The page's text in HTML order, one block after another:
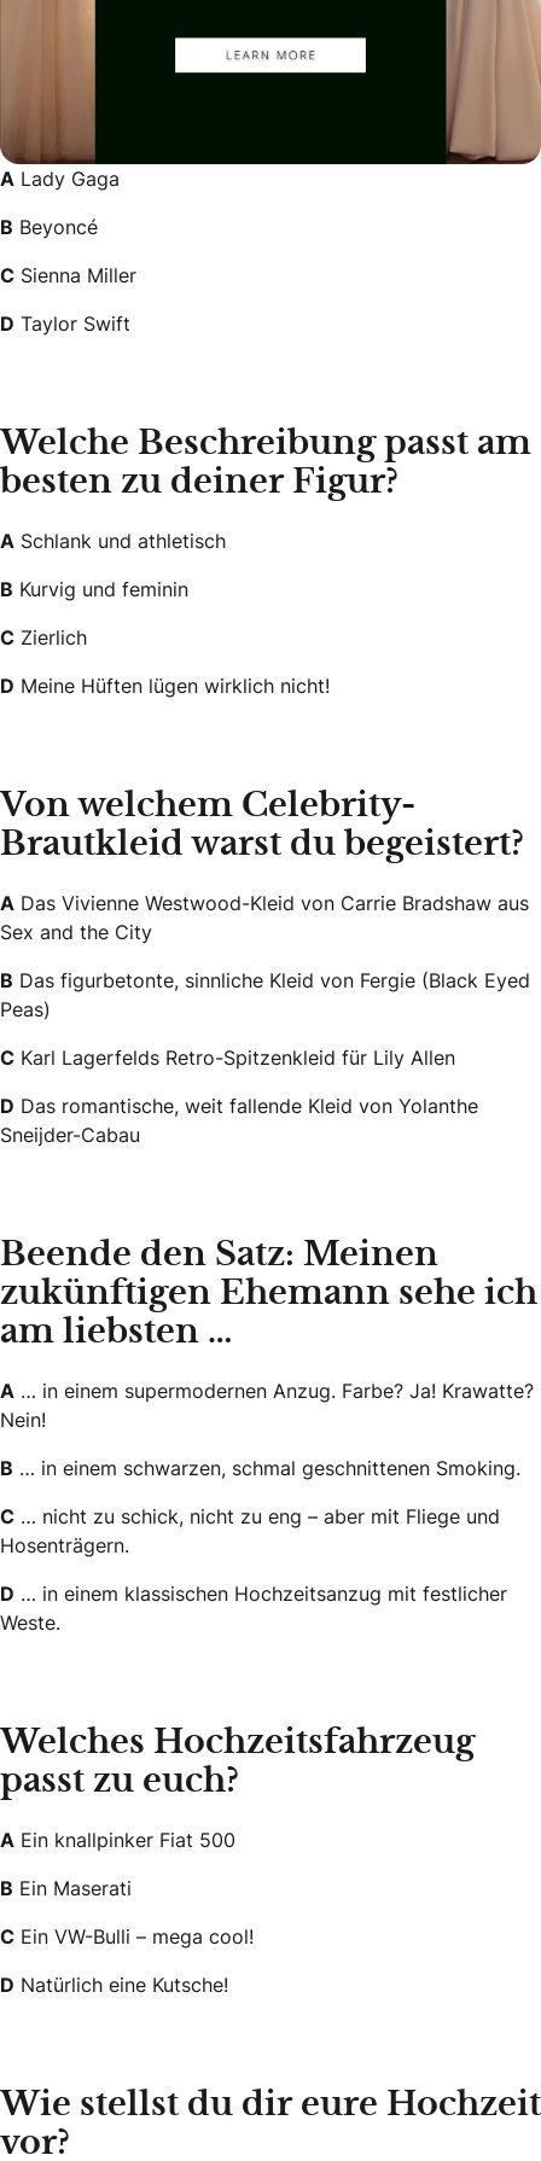
A Lady Gaga
B Beyoncé
C Sienna Miller
D Taylor Swift
Welche Beschreibung passt am
besten zu deiner Figur?
A Schlank und athletisch
B Kurvig und feminin
C Zierlich
D Meine Hüften lügen wirklich nicht!
Von welchem Celebrity-
Brautkleid warst du begeistert?
A Das Vivienne Westwood-Kleid von Carrie Bradshaw aus
Sex and the City
B Das figurbetonte, sinnliche Kleid von Fergie (Black Eyed
Peas)
C Karl Lagerfelds Retro-Spitzenkleid für Lily Allen
D Das romantische, weit fallende Kleid von Yolanthe
Sneijder-Cabau
Beende den Satz: Meinen
zukünftigen Ehemann sehe ich
am liebsten …
A … in einem supermodernen Anzug. Farbe? Ja! Krawatte?
Nein!
B … in einem schwarzen, schmal geschnittenen Smoking.
C … nicht zu schick, nicht zu eng – aber mit Fliege und
Hosenträgern.
D … in einem klassischen Hochzeitsanzug mit festlicher
Weste.
Welches Hochzeitsfahrzeug
passt zu euch?
A Ein knallpinker Fiat 500
B Ein Maserati
C Ein VW-Bulli – mega cool!
D Natürlich eine Kutsche!
Wie stellst du dir eure Hochzeit
vor?